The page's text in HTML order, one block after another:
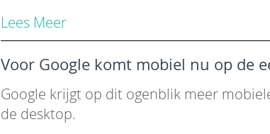
Lees Meer
Voor Google komt mobiel nu op de
Google krijgt op dit ogenblik meer
de desktop.